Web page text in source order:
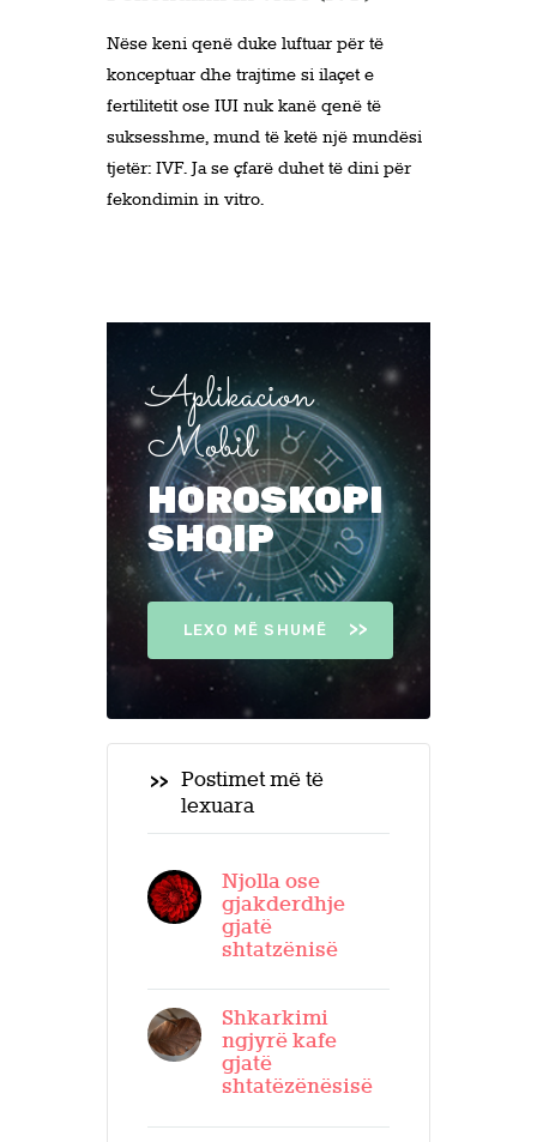
Nëse keni qenë duke luftuar për të
konceptuar dhe trajtime si ilaçet e
fertilitetit ose IUI nuk kanë qenë të
suksesshme, mund të ketë një mundësi
tjetër: IVF. Ja se çfarë duhet të dini për
fekondimin in vitro.
Aplikacion
Mobil
HOROSKOPI
SHQIP
LEXO MË SHUMË
Postimet më të
lexuara
Njolla ose
gjakderdhje
gjatë
shtatzënisë
Shkarkimi
ngjyrë kafe
gjatë
shtatëzënësisë